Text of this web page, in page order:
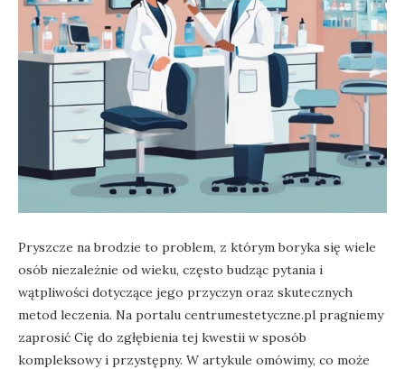
Pryszcze na brodzie to problem, z którym boryka się wiele
osób niezależnie od wieku, często budząc pytania i
wątpliwości dotyczące jego przyczyn oraz skutecznych
metod leczenia. Na portalu centrumestetyczne.pl pragniemy
zaprosić Cię do zgłębienia tej kwestii w sposób
kompleksowy i przystępny. W artykule omówimy, co może